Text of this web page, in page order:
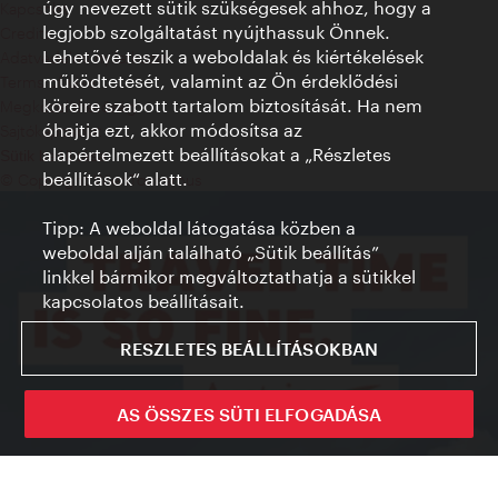
Kapcsolat
Credits
Adatvédelmi nyilatkozat
Terms of Use
Megközelíthetőség
Sajtókapcsolat
Sütik beállítása
© Copyright WienTourismus
úgy nevezett sütik szükségesek ahhoz, hogy a
legjobb szolgáltatást nyújthassuk Önnek.
Lehetővé teszik a weboldalak és kiértékelések
működtetését, valamint az Ön érdeklődési
köreire szabott tartalom biztosítását. Ha nem
óhajtja ezt, akkor módosítsa az
alapértelmezett beállításokat a „Részletes
beállítások“ alatt.
Tipp: A weboldal látogatása közben a
weboldal alján található „Sütik beállítás”
linkkel bármikor megváltoztathatja a sütikkel
kapcsolatos beállításait.
RESZLETES BEÁLLÍTÁSOKBAN
AS ÖSSZES SÜTI ELFOGADÁSA